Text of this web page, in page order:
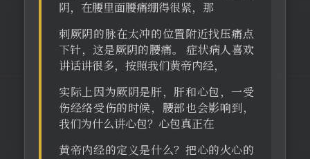
阴，在腰里面腰痛绷得很紧，那
刺厥阴的脉在太冲的位置附近找压痛点
下针，这是厥阴的腰痛。 症状病人喜欢
讲话讲很多，按照我们黄帝内经，
实际上因为厥阴是肝，肝和心包，一受
伤经络受伤的时候，腰部也会影响到，
我们为什么讲心包？心包真正在
黄帝内经的定义是什么？把心的火心的